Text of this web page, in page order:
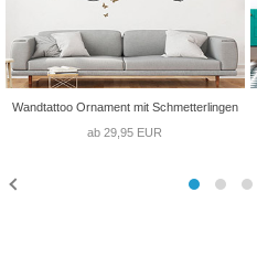
Wandtattoo Ornament mit Schmetterlingen
ab 29,95 EUR